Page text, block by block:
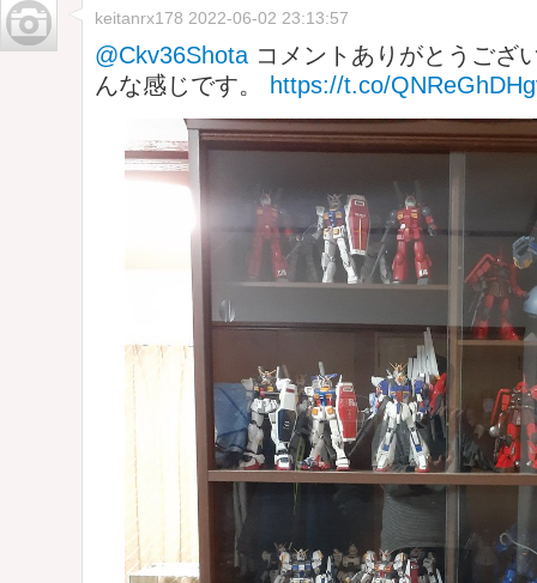
keitanrx178 2022-06-02 23:13:57
@Ckv36Shota コメントありがとうござ
んな感じです。
https://t.co/